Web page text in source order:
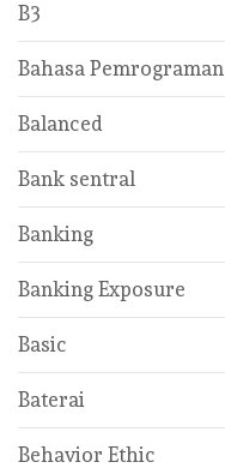
B3
Bahasa Pemrograman
Balanced
Bank sentral
Banking
Banking Exposure
Basic
Baterai
Behavior Ethic